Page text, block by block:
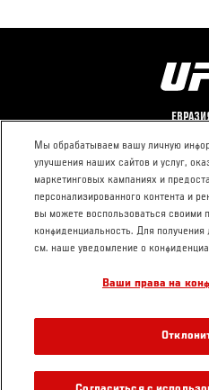
Footer
О UFC
Про ММА
Социальная
ответственность
Пресс-
Мы обрабатываем вашу личную
улучшения наших сайтов и услуг,
маркетинговых кампаниях и
персонализированного контента и
вы можете воспользоваться своими
конфиденциальность. Для
см. наше уведомление о
Ваши права на